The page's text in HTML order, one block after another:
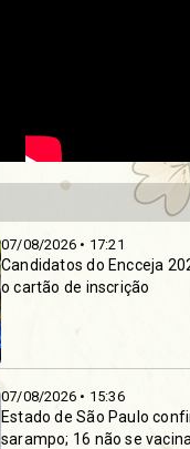
07/08/2026 • 17:21
Candidatos do Encceja
o cartão de inscrição
07/08/2026 • 15:36
Estado de São Paulo
sarampo; 16 não se